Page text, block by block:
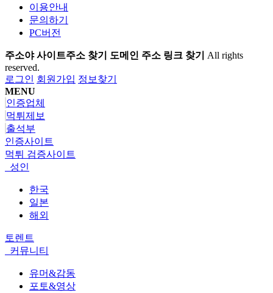
이용안내
문의하기
PC버전
주소야 사이트주소 찾기 도메인 주소 링크 찾기 All rights
reserved.
로그인 회원가입 정보찾기
MENU
인증업체
먹튀제보
출석부
인증사이트
먹튀 검증사이트
성인
한국
일본
해외
토렌트
커뮤니티
유머&감동
포토&영상